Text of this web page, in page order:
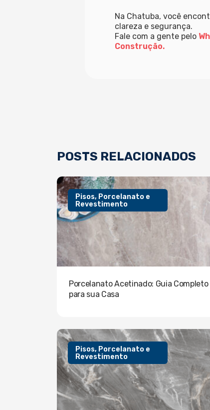
Na Chatuba, você
clareza e segurança.
Fale com a gente pelo
Construção.
POSTS RELACIONADOS
Pisos, Porcelanato e
Revestimento
Porcelanato Acetinado: Guia Completo
para sua Casa
Pisos, Porcelanato e
Revestimento